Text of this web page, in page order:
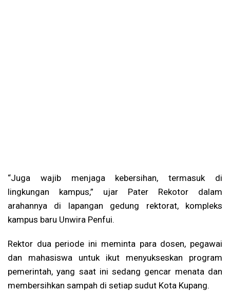
“Juga wajib menjaga kebersihan, termasuk di
lingkungan kampus,” ujar Pater Rekotor dalam
arahannya di lapangan gedung rektorat, kompleks
kampus baru Unwira Penfui.
Rektor dua periode ini meminta para dosen, pegawai
dan mahasiswa untuk ikut menyukseskan program
pemerintah, yang saat ini sedang gencar menata dan
membersihkan sampah di setiap sudut Kota Kupang.